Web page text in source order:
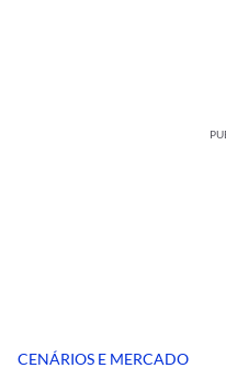
CENÁRIOS E MERCADO